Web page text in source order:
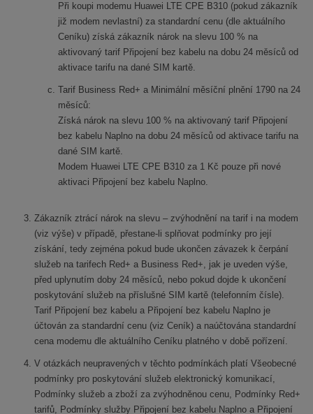
Při koupi modemu Huawei LTE CPE B310 (pokud zákazník
již modem nevlastní) za standardní cenu (dle aktuálního
Ceníku) získá zákazník nárok na slevu 100 % na
aktivovaný tarif Připojení bez kabelu na dobu 24 měsíců od
aktivace tarifu na dané SIM kartě.
Tarif Business Red+ a Minimální měsíční plnění 1790 na 24
měsíců:
Získá nárok na slevu 100 % na aktivovaný tarif Připojení
bez kabelu Naplno na dobu 24 měsíců od aktivace tarifu na
dané SIM kartě.
Modem Huawei LTE CPE B310 za 1 Kč pouze při nové
aktivaci Připojení bez kabelu Naplno.
Zákazník ztrácí nárok na slevu – zvýhodnění na tarif i na modem
(viz výše) v případě, přestane-li splňovat podmínky pro její
získání, tedy zejména pokud bude ukončen závazek k čerpání
služeb na tarifech Red+ a Business Red+, jak je uveden výše,
před uplynutím doby 24 měsíců, nebo pokud dojde k ukončení
poskytování služeb na příslušné SIM kartě (telefonním čísle).
Tarif Připojení bez kabelu a Připojení bez kabelu Naplno je
účtován za standardní cenu (viz Ceník) a naúčtována standardní
cena modemu dle aktuálního Ceníku platného v době pořízení.
V otázkách neupravených v těchto podmínkách platí Všeobecné
podmínky pro poskytování služeb elektronický komunikací,
Podmínky služeb a zboží za zvýhodněnou cenu, Podmínky Red+
tarifů, Podmínky služby Připojení bez kabelu Naplno a Připojení